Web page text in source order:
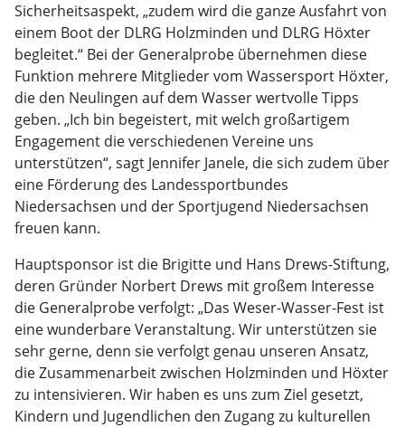
Sicherheitsaspekt, „zudem wird die ganze Ausfahrt von
einem Boot der DLRG Holzminden und DLRG Höxter
begleitet.“ Bei der Generalprobe übernehmen diese
Funktion mehrere Mitglieder vom Wassersport Höxter,
die den Neulingen auf dem Wasser wertvolle Tipps
geben. „Ich bin begeistert, mit welch großartigem
Engagement die verschiedenen Vereine uns
unterstützen“, sagt Jennifer Janele, die sich zudem über
eine Förderung des Landessportbundes
Niedersachsen und der Sportjugend Niedersachsen
freuen kann.
Hauptsponsor ist die Brigitte und Hans Drews-Stiftung,
deren Gründer Norbert Drews mit großem Interesse
die Generalprobe verfolgt: „Das Weser-Wasser-Fest ist
eine wunderbare Veranstaltung. Wir unterstützen sie
sehr gerne, denn sie verfolgt genau unseren Ansatz,
die Zusammenarbeit zwischen Holzminden und Höxter
zu intensivieren. Wir haben es uns zum Ziel gesetzt,
Kindern und Jugendlichen den Zugang zu kulturellen